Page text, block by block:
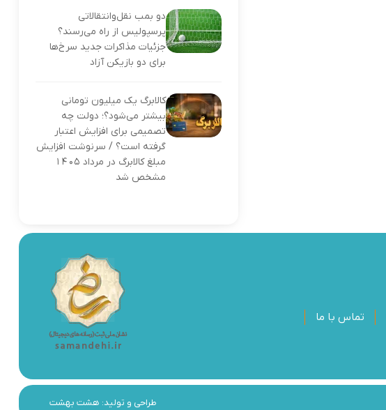
دو بمب نقل‌وانتقالاتی
پرسپولیس از راه می‌رسند؟
جزئیات مذاکرات جدید سرخ‌ها
برای دو بازیکن آزاد
کالابرگ یک میلیون تومانی
بیشتر می‌شود؟؛ دولت چه
تصمیمی برای افزایش اعتبار
گرفته است؟ / سرنوشت افزایش
مبلغ کالابرگ در مرداد ۱۴۰۵
مشخص شد
تماس با ما
طراحی و تولید: هشت بهشت